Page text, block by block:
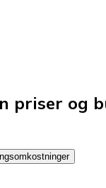
priser og